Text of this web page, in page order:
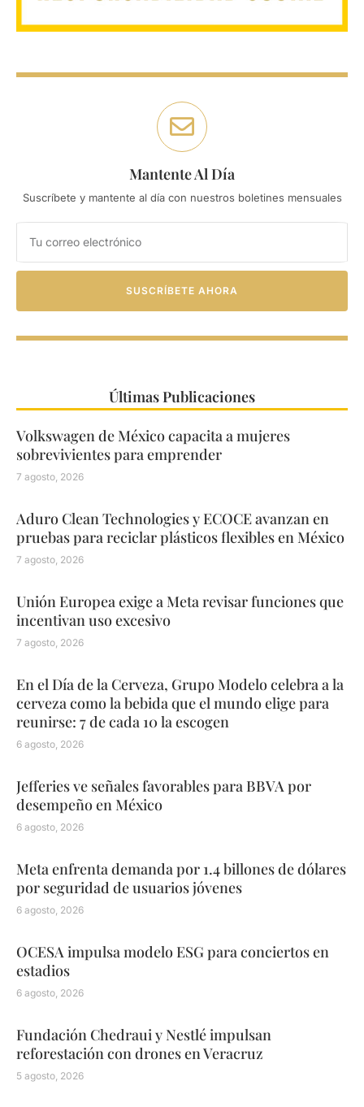
Mantente Al Día
Suscríbete y mantente al día con nuestros boletines mensuales
SUSCRÍBETE AHORA
Últimas Publicaciones
Volkswagen de México capacita a mujeres
sobrevivientes para emprender
7 agosto, 2026
Aduro Clean Technologies y ECOCE avanzan en
pruebas para reciclar plásticos flexibles en México
7 agosto, 2026
Unión Europea exige a Meta revisar funciones que
incentivan uso excesivo
7 agosto, 2026
En el Día de la Cerveza, Grupo Modelo celebra a la
cerveza como la bebida que el mundo elige para
reunirse: 7 de cada 10 la escogen
6 agosto, 2026
Jefferies ve señales favorables para BBVA por
desempeño en México
6 agosto, 2026
Meta enfrenta demanda por 1.4 billones de dólares
por seguridad de usuarios jóvenes
6 agosto, 2026
OCESA impulsa modelo ESG para conciertos en
estadios
6 agosto, 2026
Fundación Chedraui y Nestlé impulsan
reforestación con drones en Veracruz
5 agosto, 2026